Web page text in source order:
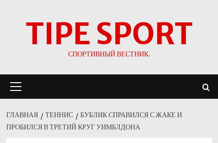
TIPE SPORT
СПОРТИВНЫЙ ВЕСТНИК.
меню
ГЛАВНАЯ ТЕННИС
БУБЛИК СПРАВИЛСЯ С ЖАКЕ И
ПРОБИЛСЯ В ТРЕТИЙ КРУГ УИМБЛДОНА